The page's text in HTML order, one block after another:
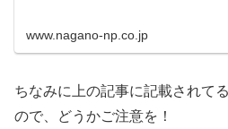
www.nagano-np.co.jp
ちなみに上の記事に記載されて
ので、どうかご注意を！